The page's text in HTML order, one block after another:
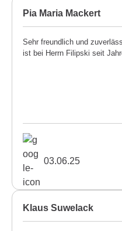
Pia Maria Mackert
Sehr freundlich und
ist bei Herrn Filipski seit
03.06.25
Klaus Suwelack